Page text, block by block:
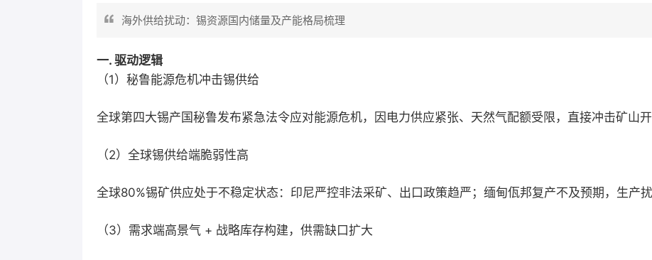
海外供给扰动：锡资源国内储量及产能格局梳理
一. 驱动逻辑
（1）秘鲁能源危机冲击锡供给
全球第四大锡产国秘鲁发布紧急法令应对能源危机，因电力供应紧张、天然气配额受限，直接冲击矿山开
（2）全球锡供给端脆弱性高
全球80%锡矿供应处于不稳定状态：印尼严控非法采矿、出口政策趋严；缅甸佤邦复产不及预期，生产
（3）需求端高景气 + 战略库存构建，供需缺口扩大